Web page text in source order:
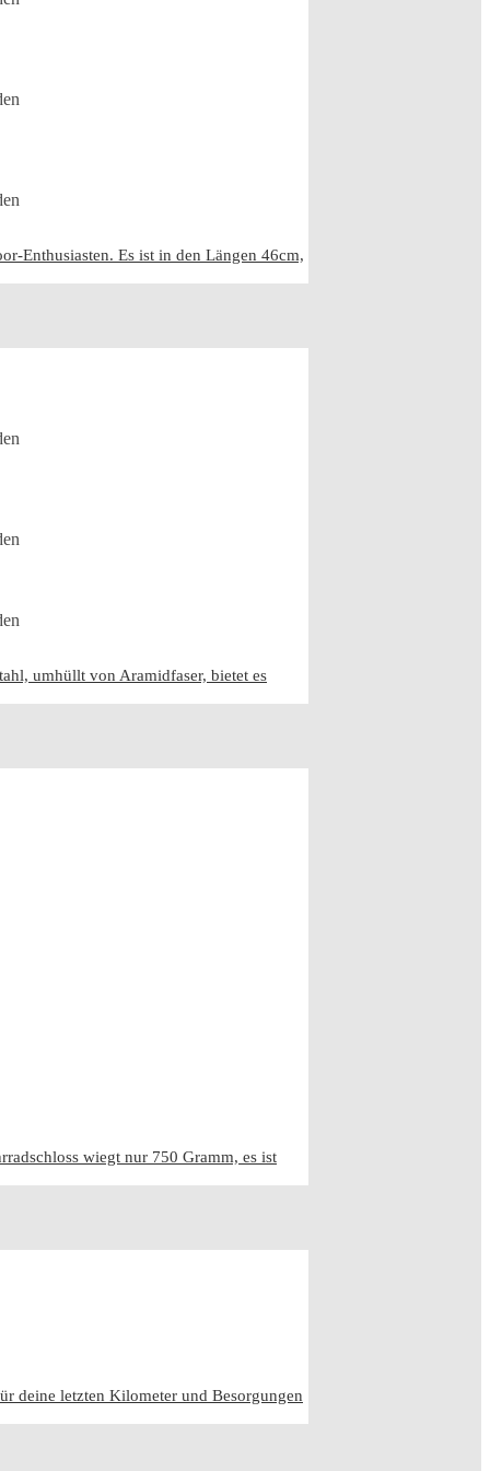
Enthusiasten. Es ist in den Längen 46cm,
umhüllt von Aramidfaser, bietet es
wiegt nur 750 Gramm, es ist
deine letzten Kilometer und Besorgungen